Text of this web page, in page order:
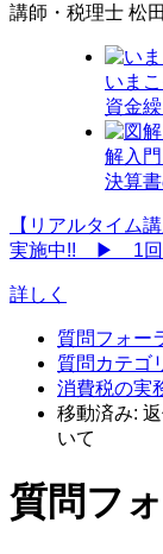
講師・税理士 松
いま
資金
解入
決算
【リアルタイム講
実施中!! ▶ 1回
詳しく
質問フォー
質問カテゴ
消費税の実
移動済み:
いて
質問フ